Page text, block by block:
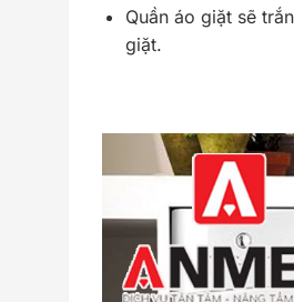
Quần áo giặt sẽ
giặt.